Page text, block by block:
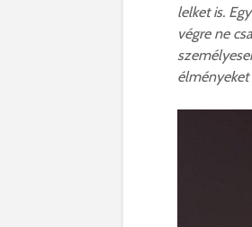
lelket is.
végre ne
élményeket